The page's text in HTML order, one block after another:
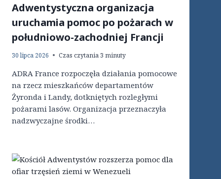
Adwentystyczna organizacja
uruchamia pomoc po pożarach w
południowo-zachodniej Francji
30 lipca 2026 Czas czytania 3 minuty
ADRA France rozpoczęła działania pomocowe
na rzecz mieszkańców departamentów
Żyronda i Landy, dotkniętych rozległymi
pożarami lasów. Organizacja przeznaczyła
nadzwyczajne środki…